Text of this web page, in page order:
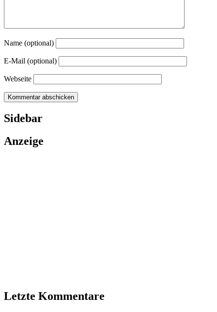
Name (optional)
E-Mail (optional)
Webseite
Sidebar
Anzeige
Letzte Kommentare